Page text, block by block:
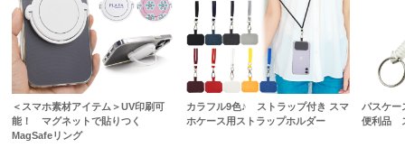
＜スマホ素材アイテム＞UV印刷可
能！ マグネットで貼りつく
MagSafeリング
カラフル9色♪ ストラップ付き スマ
ホケース用ストラップホルダー
パスケー
便利品